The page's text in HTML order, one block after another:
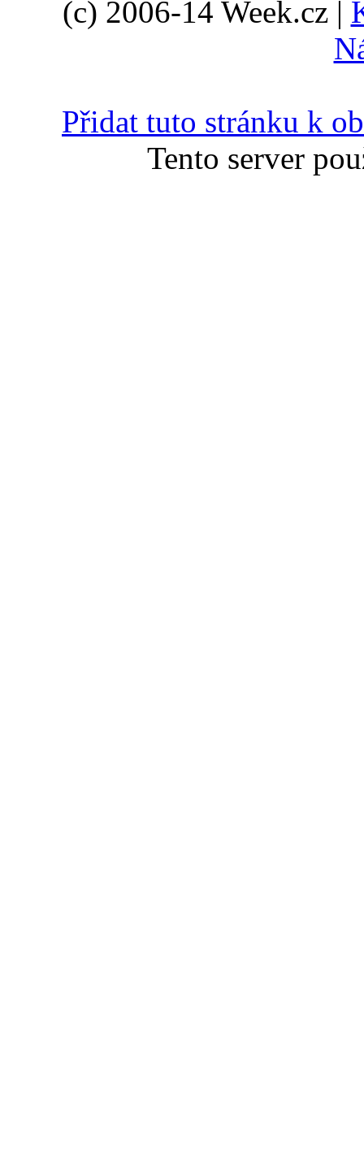
(c) 2006-14 Week.cz |
Přidat tuto stránku k
Tento server